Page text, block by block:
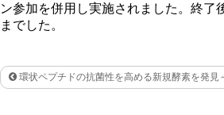
ン参加を併用し実施されました。終了
までした。
環状ペプチドの抗菌性を高める新規酵素を発見